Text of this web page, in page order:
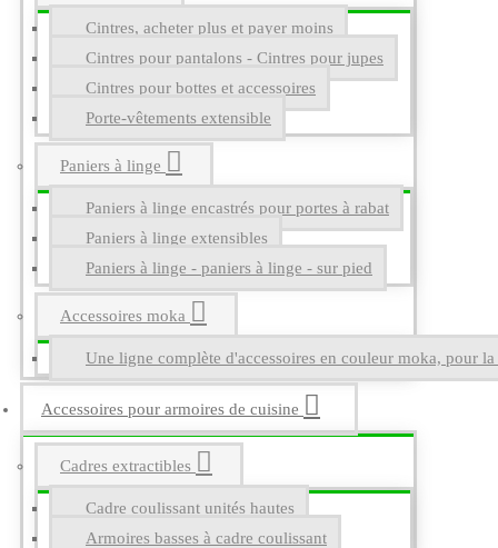
Cintres, acheter plus et payer moins
Cintres pour pantalons - Cintres pour jupes
Cintres pour bottes et accessoires
Porte-vêtements extensible
Paniers à linge
Paniers à linge encastrés pour portes à rabat
Paniers à linge extensibles
Paniers à linge - paniers à linge - sur pied
Accessoires moka
Une ligne complète d'accessoires en couleur moka, pour
Accessoires pour armoires de cuisine
Cadres extractibles
Cadre coulissant unités hautes
Armoires basses à cadre coulissant